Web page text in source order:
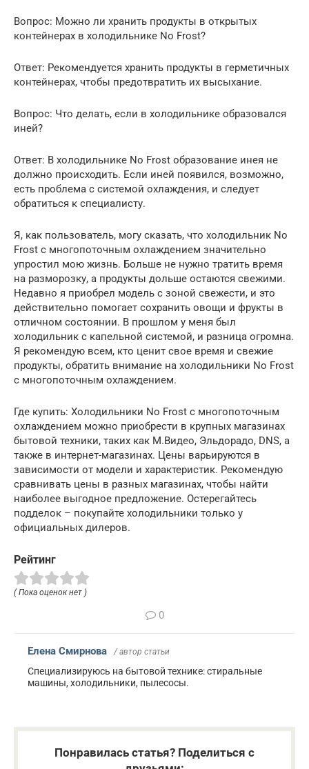
Вопрос: Можно ли хранить продукты в открытых
контейнерах в холодильнике No Frost?
Ответ: Рекомендуется хранить продукты в герметичных
контейнерах, чтобы предотвратить их высыхание.
Вопрос: Что делать, если в холодильнике образовался
иней?
Ответ: В холодильнике No Frost образование инея не
должно происходить. Если иней появился, возможно,
есть проблема с системой охлаждения, и следует
обратиться к специалисту.
Я, как пользователь, могу сказать, что холодильник No
Frost с многопоточным охлаждением значительно
упростил мою жизнь. Больше не нужно тратить время
на разморозку, а продукты дольше остаются свежими.
Недавно я приобрел модель с зоной свежести, и это
действительно помогает сохранить овощи и фрукты в
отличном состоянии. В прошлом у меня был
холодильник с капельной системой, и разница огромна.
Я рекомендую всем, кто ценит свое время и свежие
продукты, обратить внимание на холодильники No Frost
с многопоточным охлаждением.
Где купить: Холодильники No Frost с многопоточным
охлаждением можно приобрести в крупных магазинах
бытовой техники, таких как М.Видео, Эльдорадо, DNS, а
также в интернет-магазинах. Цены варьируются в
зависимости от модели и характеристик. Рекомендую
сравнивать цены в разных магазинах, чтобы найти
наиболее выгодное предложение. Остерегайтесь
подделок – покупайте холодильники только у
официальных дилеров.
Рейтинг
( Пока оценок нет )
0
Елена Смирнова / автор статьи
Специализируюсь на бытовой технике: стиральные
машины, холодильники, пылесосы.
Понравилась статья? Поделиться с